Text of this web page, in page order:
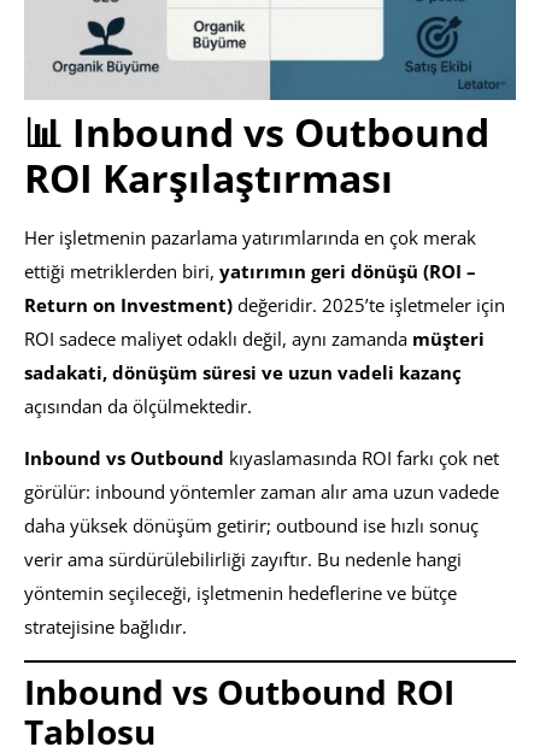
📊 Inbound vs Outbound
ROI Karşılaştırması
Her işletmenin pazarlama yatırımlarında en çok merak
ettiği metriklerden biri, yatırımın geri dönüşü (ROI –
Return on Investment) değeridir. 2025’te işletmeler için
ROI sadece maliyet odaklı değil, aynı zamanda müşteri
sadakati, dönüşüm süresi ve uzun vadeli kazanç
açısından da ölçülmektedir.
Inbound vs Outbound kıyaslamasında ROI farkı çok net
görülür: inbound yöntemler zaman alır ama uzun vadede
daha yüksek dönüşüm getirir; outbound ise hızlı sonuç
verir ama sürdürülebilirliği zayıftır. Bu nedenle hangi
yöntemin seçileceği, işletmenin hedeflerine ve bütçe
stratejisine bağlıdır.
Inbound vs Outbound ROI
Tablosu